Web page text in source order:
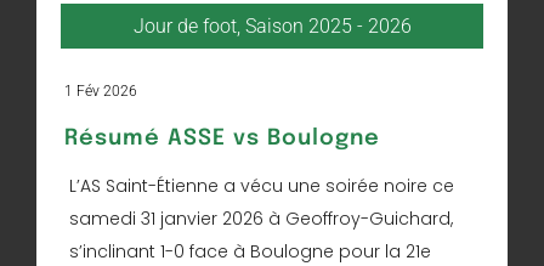
Jour de foot, Saison 2025 - 2026
1 Fév 2026
Résumé ASSE vs Boulogne
L’AS Saint-Étienne a vécu une soirée noire ce
samedi 31 janvier 2026 à Geoffroy-Guichard,
s’inclinant 1-0 face à Boulogne pour la 21e